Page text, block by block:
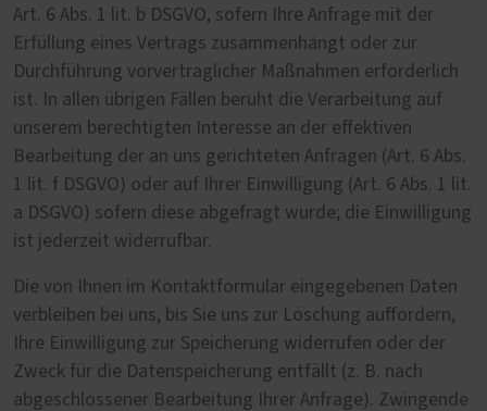
Art. 6 Abs. 1 lit. b DSGVO, sofern Ihre Anfrage mit der
Erfüllung eines Vertrags zusammenhängt oder zur
Durchführung vorvertraglicher Maßnahmen erforderlich
ist. In allen übrigen Fällen beruht die Verarbeitung auf
unserem berechtigten Interesse an der effektiven
Bearbeitung der an uns gerichteten Anfragen (Art. 6 Abs.
1 lit. f DSGVO) oder auf Ihrer Einwilligung (Art. 6 Abs. 1 lit.
a DSGVO) sofern diese abgefragt wurde; die Einwilligung
ist jederzeit widerrufbar.
Die von Ihnen im Kontaktformular eingegebenen Daten
verbleiben bei uns, bis Sie uns zur Löschung auffordern,
Ihre Einwilligung zur Speicherung widerrufen oder der
Zweck für die Datenspeicherung entfällt (z. B. nach
abgeschlossener Bearbeitung Ihrer Anfrage). Zwingende